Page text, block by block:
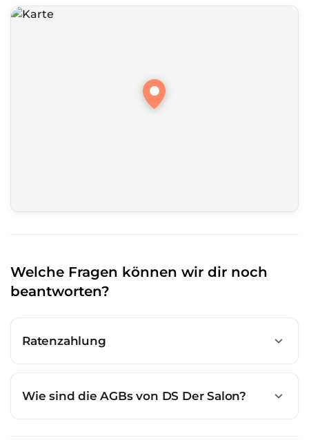
Welche Fragen können wir dir noch
beantworten?
Ratenzahlung
Wie sind die AGBs von DS Der Salon?